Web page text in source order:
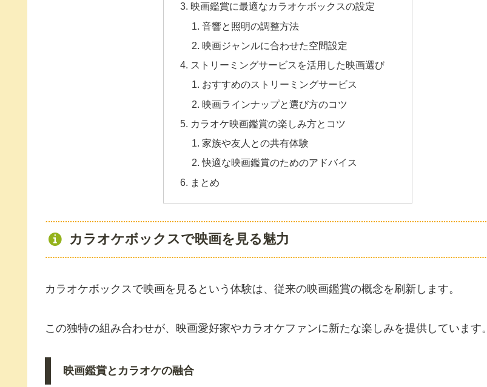
映画鑑賞に最適なカラオケボックスの設定
音響と照明の調整方法
映画ジャンルに合わせた空間設定
ストリーミングサービスを活用した映画選び
おすすめのストリーミングサービス
映画ラインナップと選び方のコツ
カラオケ映画鑑賞の楽しみ方とコツ
家族や友人との共有体験
快適な映画鑑賞のためのアドバイス
まとめ
カラオケボックスで映画を見る魅力
カラオケボックスで映画を見るという体験は、従来の映画鑑賞の概念を刷新します。
この独特の組み合わせが、映画愛好家やカラオケファンに新たな楽しみを提供しています。
映画鑑賞とカラオケの融合